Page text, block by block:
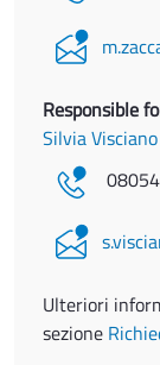
Responsible
Silvia Visciano
Ulteriori
sezione